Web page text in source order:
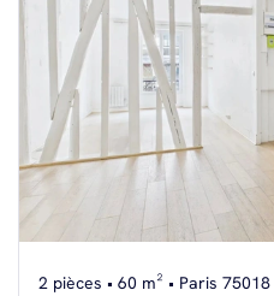
2 pièces • 60 m² • Paris 75018